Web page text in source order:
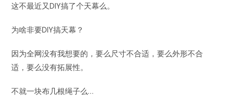
这不最近又DIY搞了个天幕么。
为啥非要DIY搞天幕？
因为全网没有我想要的，要么尺寸不合适，要么外形不合
适，要么没有拓展性。
不就一块布几根绳子么…